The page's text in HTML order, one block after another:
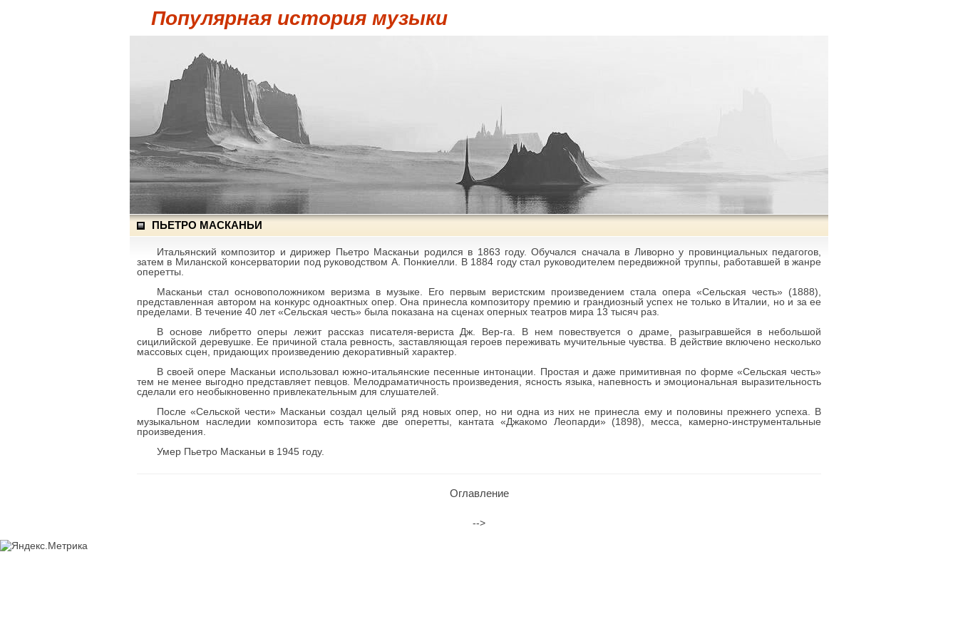
Популярная история музыки
ПЬЕТРО МАСКАНЬИ
Итальянский композитор и дирижер Пьетро Масканьи родился в 1863 году. Обучался сначала в Ливорно у провинциальных педагогов,
затем в Миланской консерватории под руководством А. Понкиелли. В 1884 году стал руководителем передвижной труппы, работавшей в жанре
оперетты.
Масканьи стал основоположником веризма в музыке. Его первым веристским произведением стала опера «Сельская честь» (1888),
представленная автором на конкурс одноактных опер. Она принесла композитору премию и грандиозный успех не только в Италии, но и за ее
пределами. В течение 40 лет «Сельская честь» была показана на сценах оперных театров мира 13 тысяч раз.
В основе либретто оперы лежит рассказ писателя-вериста Дж. Вер-га. В нем повествуется о драме, разыгравшейся в небольшой
сицилийской деревушке. Ее причиной стала ревность, заставляющая героев переживать мучительные чувства. В действие включено несколько
массовых сцен, придающих произведению декоративный характер.
В своей опере Масканьи использовал южно-итальянские песенные интонации. Простая и даже примитивная по форме «Сельская честь»
тем не менее выгодно представляет певцов. Мелодраматичность произведения, ясность языка, напевность и эмоциональная выразительность
сделали его необыкновенно привлекательным для слушателей.
После «Сельской чести» Масканьи создал целый ряд новых опер, но ни одна из них не принесла ему и половины прежнего успеха. В
музыкальном наследии композитора есть также две оперетты, кантата «Джакомо Леопарди» (1898), месса, камерно-инструментальные
произведения.
Умер Пьетро Масканьи в 1945 году.
Оглавление
-->